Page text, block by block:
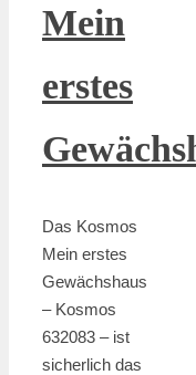
Mein
erstes
Das Kosmos
Mein erstes
Gewächshaus
– Kosmos
632083 – ist
sicherlich das